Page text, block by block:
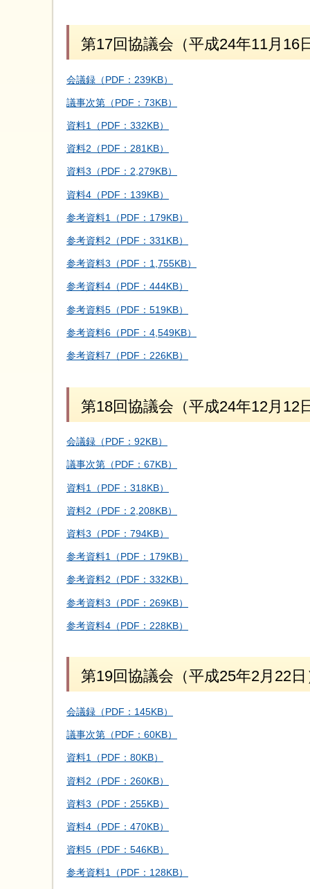
第17回協議会（平成24年11月16
会議録（PDF：239KB）
議事次第（PDF：73KB）
資料1（PDF：332KB）
資料2（PDF：281KB）
資料3（PDF：2,279KB）
資料4（PDF：139KB）
参考資料1（PDF：179KB）
参考資料2（PDF：331KB）
参考資料3（PDF：1,755KB）
参考資料4（PDF：444KB）
参考資料5（PDF：519KB）
参考資料6（PDF：4,549KB）
参考資料7（PDF：226KB）
第18回協議会（平成24年12月12
会議録（PDF：92KB）
議事次第（PDF：67KB）
資料1（PDF：318KB）
資料2（PDF：2,208KB）
資料3（PDF：794KB）
参考資料1（PDF：179KB）
参考資料2（PDF：332KB）
参考資料3（PDF：269KB）
参考資料4（PDF：228KB）
第19回協議会（平成25年2月22日
会議録（PDF：145KB）
議事次第（PDF：60KB）
資料1（PDF：80KB）
資料2（PDF：260KB）
資料3（PDF：255KB）
資料4（PDF：470KB）
資料5（PDF：546KB）
参考資料1（PDF：128KB）